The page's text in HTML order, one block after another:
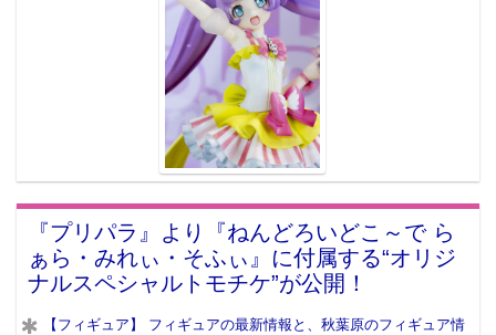
『プリパラ』より『ねんどろいどこ～で ら
ぁら・みれぃ・そふぃ』に付属する“オリジ
ナルスペシャルトモチケ”が公開！
【フィギュア】 フィギュアの最新情報と、秋葉原のフィギュア情